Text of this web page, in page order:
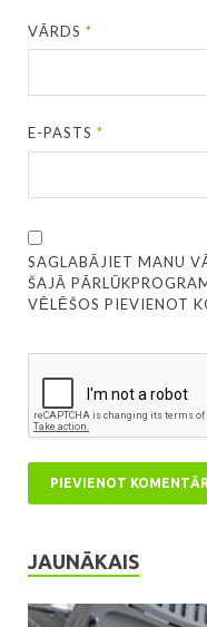
VĀRDS*
E-PASTS*
SAGLABĀJIET MANU
ŠAJĀ
VĒLĒŠOS PIEVIENOT
JAUNĀKAIS